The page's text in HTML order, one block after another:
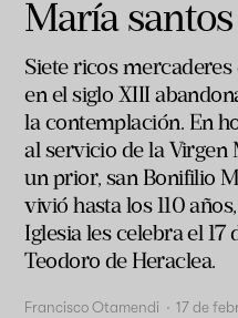
María santos
Siete ricos
en el siglo XIII
la contemplación. En
al servicio de la
un prior, san Bonifilio
vivió hasta los 110
Iglesia les celebra el
Teodoro de Heraclea.
Francisco Otamendi · 17 de